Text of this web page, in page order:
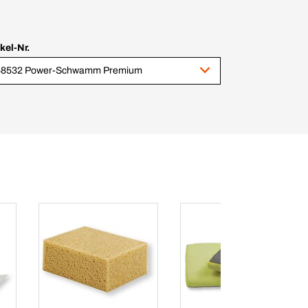
Nr.
Power-Schwamm Premium